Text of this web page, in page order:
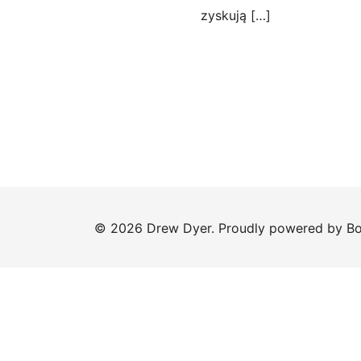
zyskują […]
© 2026 Drew Dyer. Proudly powered by